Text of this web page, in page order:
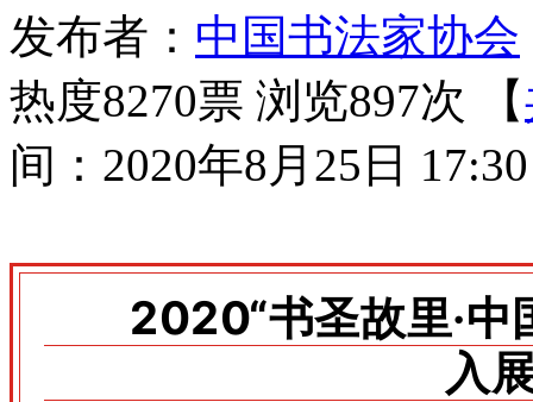
发布者： 中国书法家协会
热度8270票 浏览897次 【
间：2020年8月25日 17:30
2020“书圣故里·中
入